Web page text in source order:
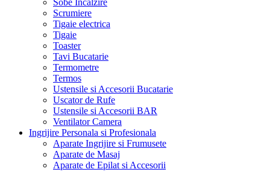
Sobe Incalzire
Scrumiere
Tigaie electrica
Tigaie
Toaster
Tavi Bucatarie
Termometre
Termos
Ustensile si Accesorii Bucatarie
Uscator de Rufe
Ustensile si Accesorii BAR
Ventilator Camera
Ingrijire Personala si Profesionala
Aparate Ingrijire si Frumusete
Aparate de Masaj
Aparate de Epilat si Accesorii